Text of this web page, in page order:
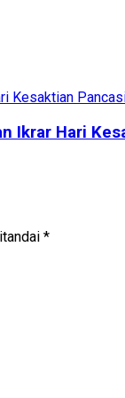
Ikrar Hari
*